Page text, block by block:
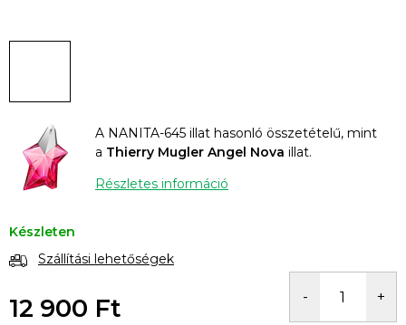
A NANITA-645 illat hasonló összetételű, mint
a Thierry Mugler Angel Nova illat.
Részletes információ
Készleten
Szállítási lehetőségek
12 900 Ft